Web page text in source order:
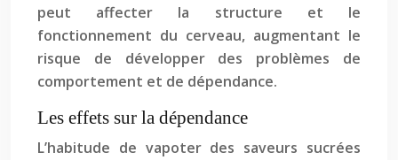
peut affecter la structure et le
fonctionnement du cerveau, augmentant le
risque de développer des problèmes de
comportement et de dépendance.
Les effets sur la dépendance
L’habitude de vapoter des saveurs sucrées